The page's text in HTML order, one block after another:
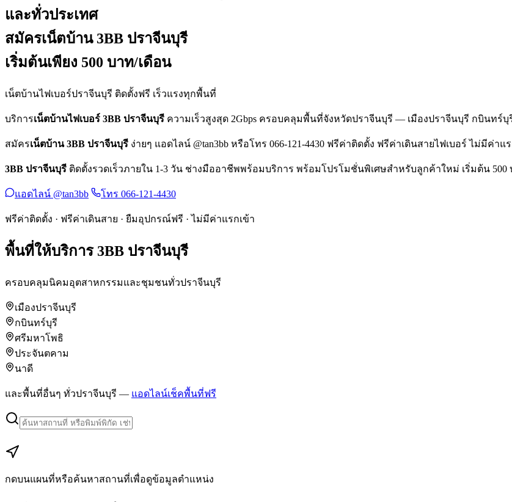
และทั่วประเทศ
สมัครเน็ตบ้าน 3BB ปราจีนบุรี
เริ่มต้นเพียง 500 บาท/เดือน
เน็ตบ้านไฟเบอร์ปราจีนบุรี ติดตั้งฟรี เร็วแรงทุกพื้นที่
บริการเน็ตบ้านไฟเบอร์ 3BB ปราจีนบุรี ความเร็วสูงสุด 2Gbps ครอบคลุมพื้นที่จังหวัดปราจีนบุรี — เมืองปราจีนบุรี กบินท
สมัครเน็ตบ้าน 3BB ปราจีนบุรี ง่ายๆ แอดไลน์ @tan3bb หรือโทร 066-121-4430 ฟรีค่าติดตั้ง ฟรีค่าเดินสายไฟเบอร์ ไม่มีค่า
3BB ปราจีนบุรี ติดตั้งรวดเร็วภายใน 1-3 วัน ช่างมืออาชีพพร้อมบริการ พร้อมโปรโมชั่นพิเศษสำหรับลูกค้าใหม่ เริ่มต้น 500
แอดไลน์ @tan3bb โทร 066-121-4430
ฟรีค่าติดตั้ง · ฟรีค่าเดินสาย · ยืมอุปกรณ์ฟรี · ไม่มีค่าแรกเข้า
พื้นที่ให้บริการ 3BB ปราจีนบุรี
ครอบคลุมนิคมอุตสาหกรรมและชุมชนทั่วปราจีนบุรี
เมืองปราจีนบุรี
กบินทร์บุรี
ศรีมหาโพธิ
ประจันตคาม
นาดี
และพื้นที่อื่นๆ ทั่วปราจีนบุรี — แอดไลน์เช็คพื้นที่ฟรี
+
กดบนแผนที่หรือค้นหาสถานที่เพื่อดูข้อมูลตำแหน่ง